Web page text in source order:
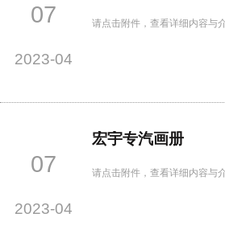
07
2023-04
请点击附件，查看详细内容与
07
2023-04
宏宇专汽画册
请点击附件，查看详细内容与